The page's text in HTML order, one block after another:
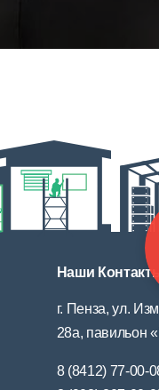
Наши Контакты
г. Пенза, ул.
28а, павильон
8 (8412) 77-00-